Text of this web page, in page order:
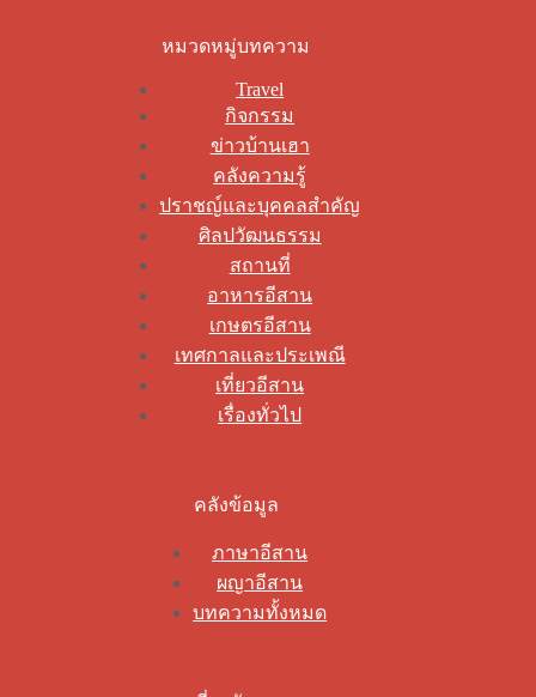
หมวดหมู่บทความ
Travel
กิจกรรม
ข่าวบ้านเฮา
คลังความรู้
ปราชญ์และบุคคลสำคัญ
ศิลปวัฒนธรรม
สถานที่
อาหารอีสาน
เกษตรอีสาน
เทศกาลและประเพณี
เที่ยวอีสาน
เรื่องทั่วไป
คลังข้อมูล
ภาษาอีสาน
ผญาอีสาน
บทความทั้งหมด